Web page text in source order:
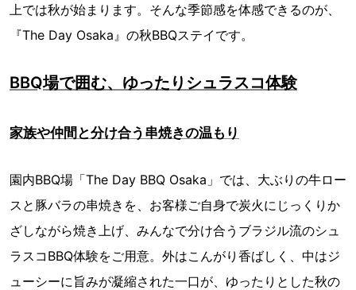
上では秋が始まります。そんな季節感を体感できるのが、
『The Day Osaka』の秋BBQステイです。
BBQ場で囲む、ゆったりシュラスコ体験
家族や仲間と分け合う串焼きの温もり
園内BBQ場「The Day BBQ Osaka」では、大ぶりの牛ロー
スと豚バラの串焼きを、お客様ご自身で炭火にじっくりか
ざしながら焼き上げ、みんなで分け合うブラジル流のシュ
ラスコBBQ体験をご用意。外はこんがり香ばしく、中はジ
ューシーに旨みが凝縮された一口が、ゆったりとした秋の